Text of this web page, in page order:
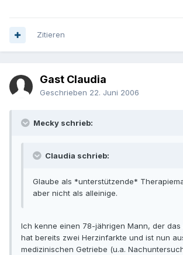
Zitieren
Gast Claudia
Geschrieben 22. Juni 2006
Mecky schrieb:
Claudia schrieb:
Glaube als *unterstützende*
aber nicht als alleinige.
Ich kenne einen 78-jährigen Mann, der das
hat bereits zwei Herzinfarkte und ist nun
medizinischen Getriebe (u.a.